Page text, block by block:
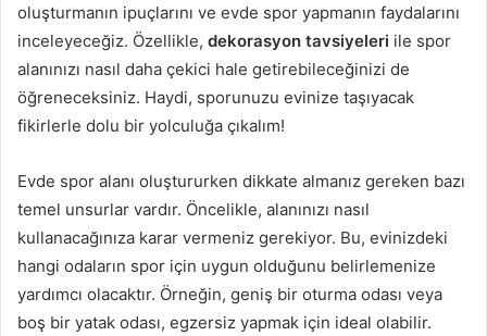
oluşturmanın ipuçlarını ve evde spor yapmanın faydalarını
inceleyeceğiz. Özellikle, dekorasyon tavsiyeleri ile spor
alanınızı nasıl daha çekici hale getirebileceğinizi de
öğreneceksiniz. Haydi, sporunuzu evinize taşıyacak
fikirlerle dolu bir yolculuğa çıkalım!
Evde spor alanı oluştururken dikkate almanız gereken bazı
temel unsurlar vardır. Öncelikle, alanınızı nasıl
kullanacağınıza karar vermeniz gerekiyor. Bu, evinizdeki
hangi odaların spor için uygun olduğunu belirlemenize
yardımcı olacaktır. Örneğin, geniş bir oturma odası veya
boş bir yatak odası, egzersiz yapmak için ideal olabilir.